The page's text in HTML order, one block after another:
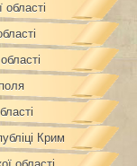
області
Крим